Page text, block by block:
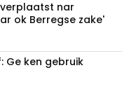
nar
ok Berregse zake'
Ge ken gebruik